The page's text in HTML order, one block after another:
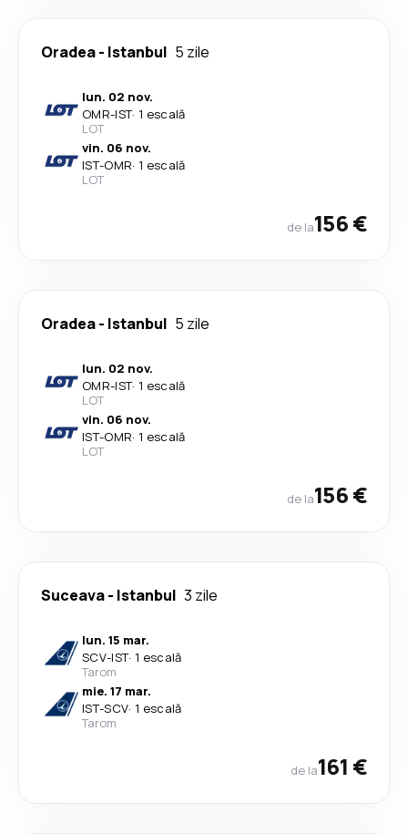
Oradea- Istanbul 5 zile
lun. 02 nov.
OMR-IST· 1 escală
LOT
vin. 06 nov.
IST-OMR· 1 escală
LOT
de la156 €
Oradea- Istanbul 5 zile
lun. 02 nov.
OMR-IST· 1 escală
LOT
vin. 06 nov.
IST-OMR· 1 escală
LOT
de la156 €
Suceava- Istanbul 3 zile
lun. 15 mar.
SCV-IST· 1 escală
Tarom
mie. 17 mar.
IST-SCV· 1 escală
Tarom
de la161 €